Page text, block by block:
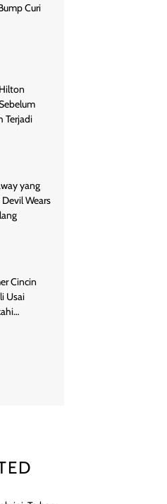
Curi
Terjadi
yang
Wears
Cincin
Usai